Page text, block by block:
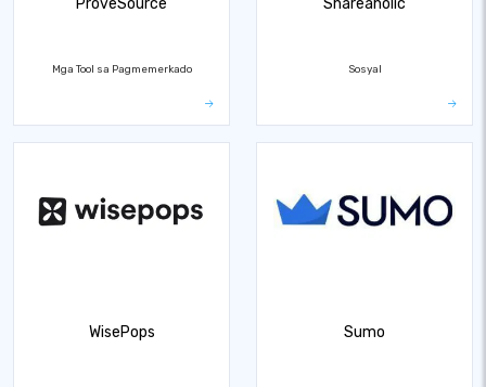
ProveSource
Mga Tool sa Pagmemerkado
Shareaholic
Sosyal
WisePops Sumo